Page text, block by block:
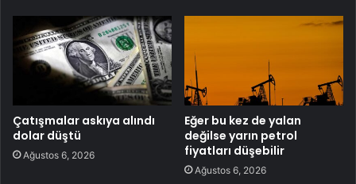
Çatışmalar askıya alındı
dolar düştü
Ağustos 6, 2026
Eğer bu kez de yalan
değilse yarın petrol
fiyatları düşebilir
Ağustos 6, 2026